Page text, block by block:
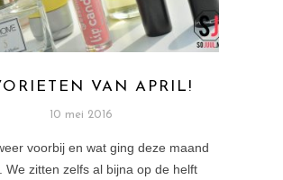
VAN APRIL!
10 mei 2016
voorbij en wat ging deze maand
We zitten zelfs al bijna op de helft